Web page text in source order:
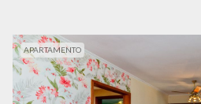
APARTAMENTO